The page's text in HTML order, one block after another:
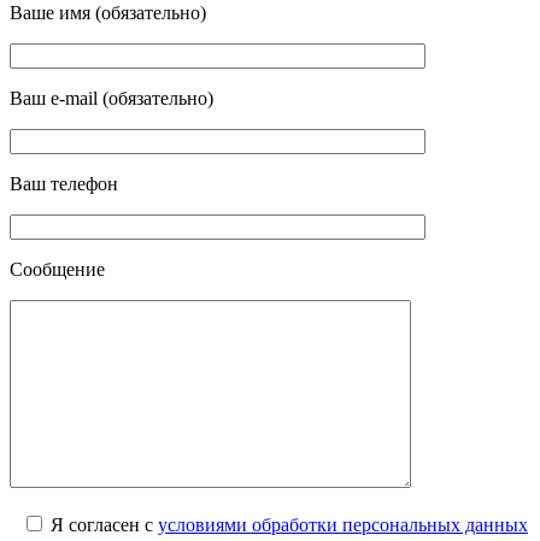
Ваше имя (обязательно)
Ваш e-mail (обязательно)
Ваш телефон
Сообщение
Я согласен с условиями обработки персональных данных